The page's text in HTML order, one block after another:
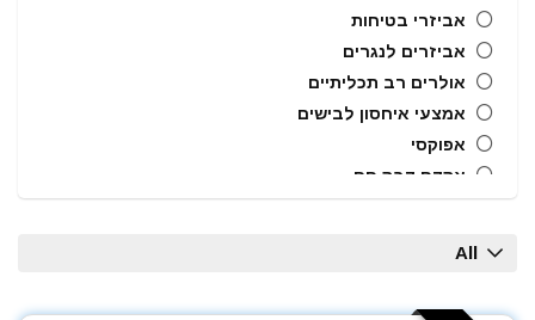
אביזרי בטיחות
אביזרים לנגרים
אולרים רב תכליתיים
אמצעי איחסון לבישים
אפוקסי
אקדח דבק חם
All